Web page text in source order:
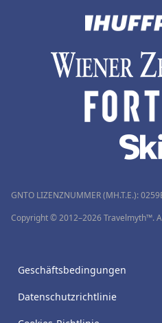
GNTO LIZENZNUMMER (MH.T.E.):
Copyright © 2012–2026 Travelmyth™.
Geschäftsbedingungen
Datenschutzrichtlinie